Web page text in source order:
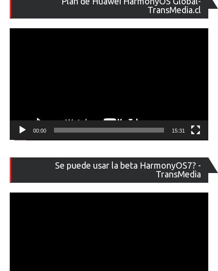
TransMedia.cl
de
00:00 15:31
Se puede usar la beta HarmonyOS7? -
TransMedia
de